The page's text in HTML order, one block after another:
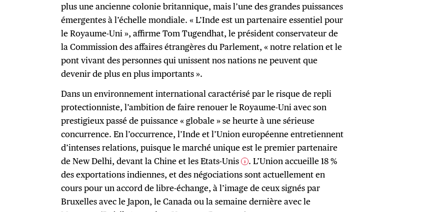
plus une ancienne colonie britannique, mais l’une des grandes puissances
émergentes à l’échelle mondiale. « L’Inde est un partenaire essentiel pour
le Royaume-Uni », affirme Tom Tugendhat, le président conservateur de
la Commission des affaires étrangères du Parlement, « notre relation et le
pont vivant des personnes qui unissent nos nations ne peuvent que
devenir de plus en plus importants ».
Dans un environnement international caractérisé par le risque de repli
protectionniste, l’ambition de faire renouer le Royaume-Uni avec son
prestigieux passé de puissance « globale » se heurte à une sérieuse
concurrence. En l’occurrence, l’Inde et l’Union européenne entretiennent
d’intenses relations, puisque le marché unique est le premier partenaire
de New Delhi, devant la Chine et les Etats-Unis 3 . L’Union accueille 18 %
des exportations indiennes, et des négociations sont actuellement en
cours pour un accord de libre-échange, à l’image de ceux signés par
Bruxelles avec le Japon, le Canada ou la semaine dernière avec le